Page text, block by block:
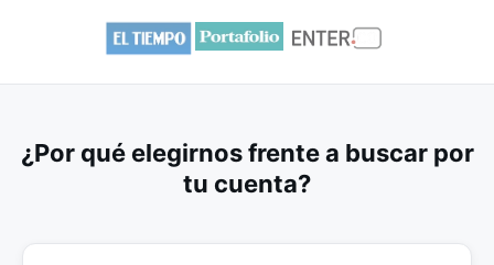
¿Por qué elegirnos frente a buscar por
tu cuenta?